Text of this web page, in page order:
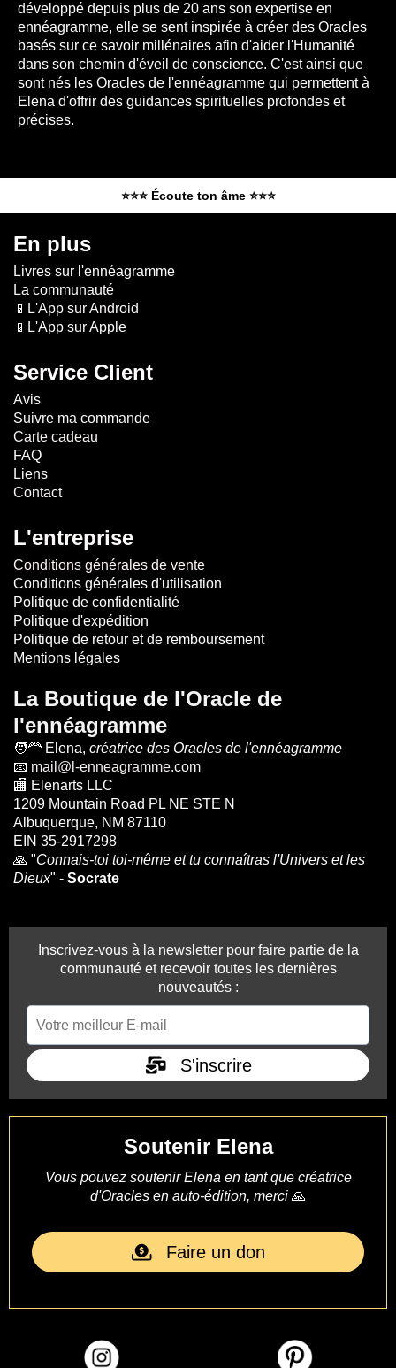
développé depuis plus de 20 ans son expertise en
ennéagramme, elle se sent inspirée à créer des Oracles
basés sur ce savoir millénaires afin d'aider l'Humanité
dans son chemin d'éveil de conscience. C'est ainsi que
sont nés les Oracles de l'ennéagramme qui permettent à
Elena d'offrir des guidances spirituelles profondes et
précises.
⭐⭐⭐ Écoute ton âme ⭐⭐⭐
En plus
Livres sur l'ennéagramme
La communauté
📱L'App sur Android
📱L'App sur Apple
Service Client
Avis
Suivre ma commande
Carte cadeau
FAQ
Liens
Contact
L'entreprise
Conditions générales de vente
Conditions générales d'utilisation
Politique de confidentialité
Politique d'expédition
Politique de retour et de remboursement
Mentions légales
La Boutique de l'Oracle de
l'ennéagramme
🧑‍🦰 Elena, créatrice des Oracles de l'ennéagramme
📧 mail@l-enneagramme.com
🏬 Elenarts LLC
1209 Mountain Road PL NE STE N
Albuquerque, NM 87110
EIN 35-2917298
🙏 "Connais-toi toi-même et tu connaîtras l'Univers et les
Dieux" - Socrate
Inscrivez-vous à la newsletter pour faire partie de la
communauté et recevoir toutes les dernières
nouveautés :
S'inscrire
Soutenir Elena
Vous pouvez soutenir Elena en tant que créatrice
d'Oracles en auto-édition, merci 🙏
Faire un don